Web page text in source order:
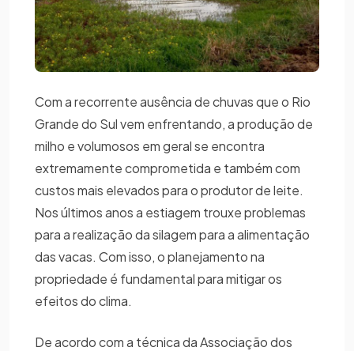
Com a recorrente ausência de chuvas que o Rio
Grande do Sul vem enfrentando, a produção de
milho e volumosos em geral se encontra
extremamente comprometida e também com
custos mais elevados para o produtor de leite.
Nos últimos anos a estiagem trouxe problemas
para a realização da silagem para a alimentação
das vacas. Com isso, o planejamento na
propriedade é fundamental para mitigar os
efeitos do clima.
De acordo com a técnica da Associação dos